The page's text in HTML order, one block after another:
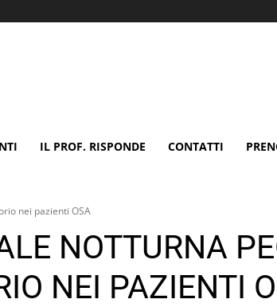
IL PROF. RISPONDE CONTATTI
nei pazienti OSA
NOTTURNA
NEI PAZIENTI